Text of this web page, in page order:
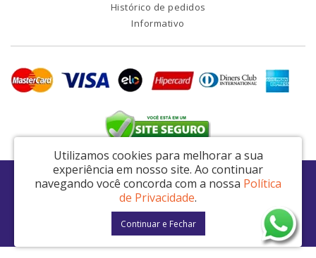
Histórico de pedidos
Informativo
RDI2 Peças Automotivas Ltda - CNPJ: 14.423.428/0001-51
Av. Nordestina, 663 - São Miguel Paulista - São Paulo / SP - CEP: 08021-000
RDI2 © 2026
Utilizamos cookies para melhorar a sua
experiência em nosso site. Ao continuar
navegando você concorda com a nossa Política
de Privacidade.
Continuar e Fechar